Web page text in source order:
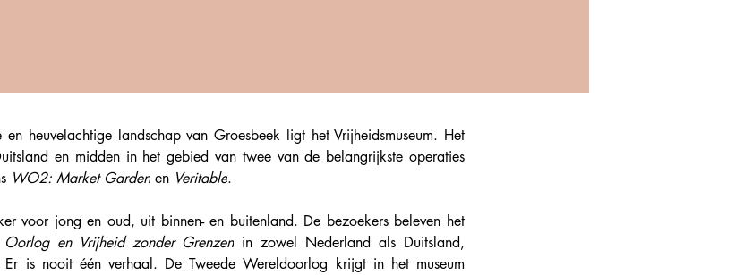
heuvelachtige landschap van Groesbeek ligt het Vrijheidsmuseum. Het
en midden in het gebied van twee van de belangrijkste operaties
WO2: Market Garden en Veritable.
voor jong en oud, uit binnen- en buitenland. De bezoekers beleven het
Oorlog en Vrijheid zonder Grenzen in zowel Nederland als Duitsland,
is nooit één verhaal. De Tweede Wereldoorlog krijgt in het museum